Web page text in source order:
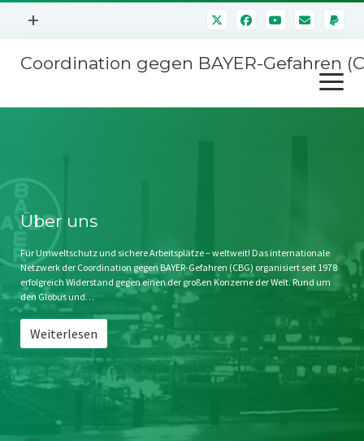
Menü
+
Mitmachen
Kontakt
Impressum
Störfälle
Coordination gegen BAYER-Gefahren
Menü
öffnen
Stichwort BAYER
Jahrestagung
SPENDEN
Über uns
Für Umweltschutz und sichere Arbeitsplätze – weltweit! Das internationale
Netzwerk der Coordination gegen BAYER-Gefahren (CBG) organisiert seit 1978
erfolgreich Widerstand gegen einen der großen Konzerne der Welt. Rund um
den Globus und…
Weiterlesen